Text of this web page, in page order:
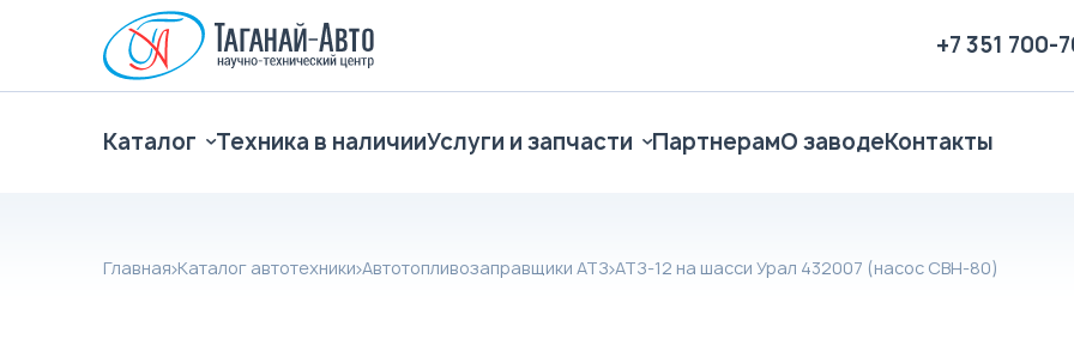
+7 351 700-
Каталог Техника в наличииУслуги и запчасти ПартнерамО заводеКонтакты
Главная Каталог автотехники Автотопливозаправщики АТЗ АТЗ-12 на шасси Урал 432007 (насос СВН-80)